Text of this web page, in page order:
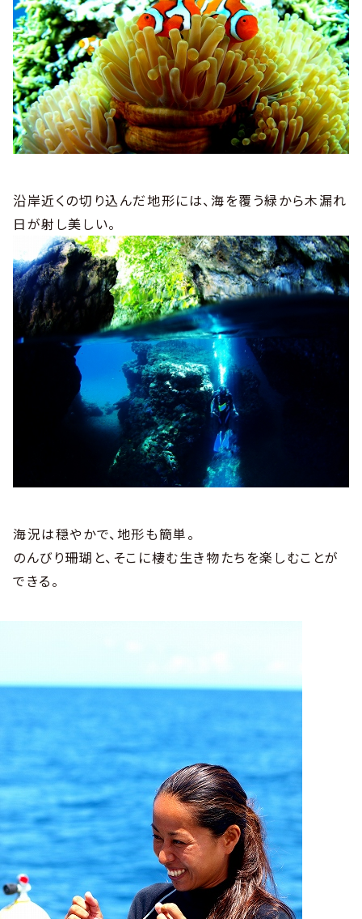
沿岸近くの切り込んだ地形には、海を覆う緑から木漏れ
日が射し美しい。
海況は穏やかで、地形も簡単。
のんびり珊瑚と、そこに棲む生き物たちを楽しむことが
できる。